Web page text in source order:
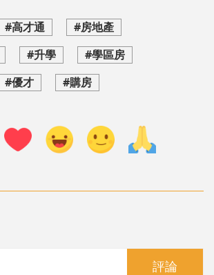
#高才通
#房地產
#升學
#學區房
#優才 #購房
評論